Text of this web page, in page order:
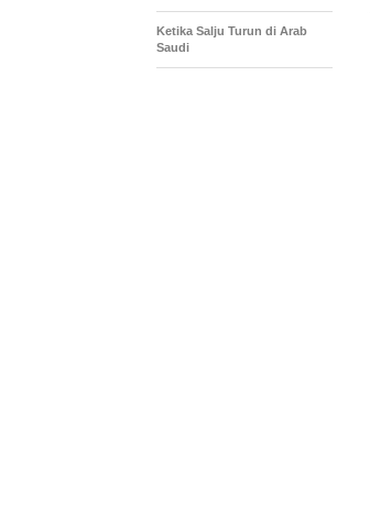
Ketika Salju Turun di Arab
Saudi